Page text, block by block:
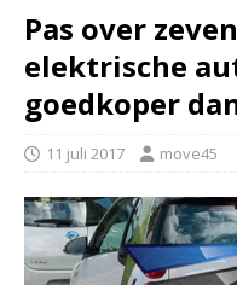
Pas over
elektrische
goedkoper
11 juli 2017 move45